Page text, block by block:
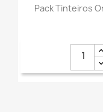
Pack Tinteiros